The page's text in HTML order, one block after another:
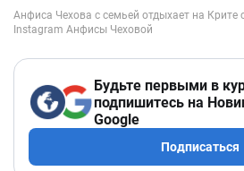
Будьте первыми в
подпишитесь на
Google
Подписаться